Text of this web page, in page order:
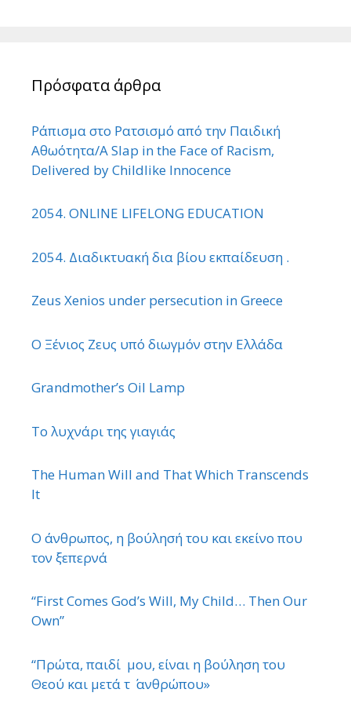
Πρόσφατα άρθρα
Ράπισμα στο Ρατσισμό από την Παιδική
Αθωότητα/A Slap in the Face of Racism,
Delivered by Childlike Innocence
2054. ONLINE LIFELONG EDUCATION
2054. Διαδικτυακή δια βίου εκπαίδευση .
Zeus Xenios under persecution in Greece
Ο Ξένιος Ζευς υπό διωγμόν στην Ελλάδα
Grandmother’s Oil Lamp
Το λυχνάρι της γιαγιάς
The Human Will and That Which Transcends
It
Ο άνθρωπος, η βούλησή του και εκείνο που
τον ξεπερνά
“First Comes God’s Will, My Child… Then Our
Own”
“Πρώτα, παιδί μου, είναι η βούληση του
Θεού και μετά τ ΄ ανθρώπου»